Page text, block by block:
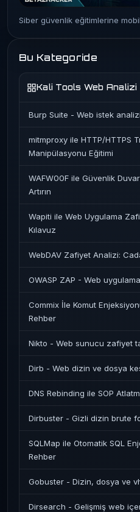
Siber güvenlik eğitimlerine
Bu Kategoride
Kali Tools Web Analizi
Burp Suite - Web istek
mitmproxy ile HTTP/HTTPS
Manipülasyonu Eğitimi
WAFW00F ile Güvenlik
Artırın
Wapiti ile Web Uygulama
Kılavuz
WebDAV Zafiyet Analizi:
OWASP ZAP - Web
Commix İle Komut
Rehber
Nikto - Web sunucu zafiyet
Dirb - Web dizin ve dosya
DNS Rebinding ile SOP
Dirbuster - Gizli dizin brute
SQLMap ile Otomatik SQL
Rehber
Gobuster - Dizin, dosya ve
Dirsearch - Gelişmiş web